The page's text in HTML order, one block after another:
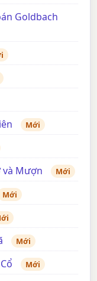
Goldbach
Mới
và Mượn Mới
Mới
Mới
Mới